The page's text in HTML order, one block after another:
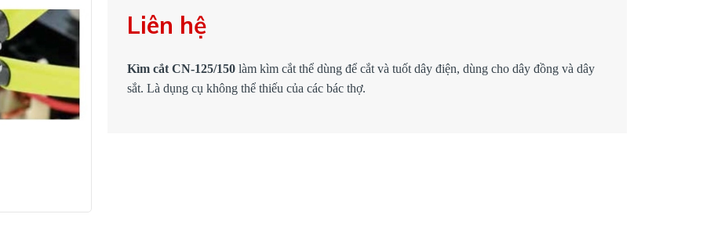
Liên hệ
Kìm cắt CN-125/150làm kìm cắt thể dùng để cắt và tuốt dây điện, dùng cho dây đồng và dây
sắt. Là dụng cụ không thể thiếu của các bác thợ.